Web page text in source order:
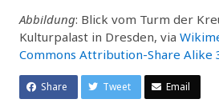
Abbildung: Blick vom Turm der
Kulturpalast in Dresden, via
Commons Attribution-Share Alike
Share Tweet Email